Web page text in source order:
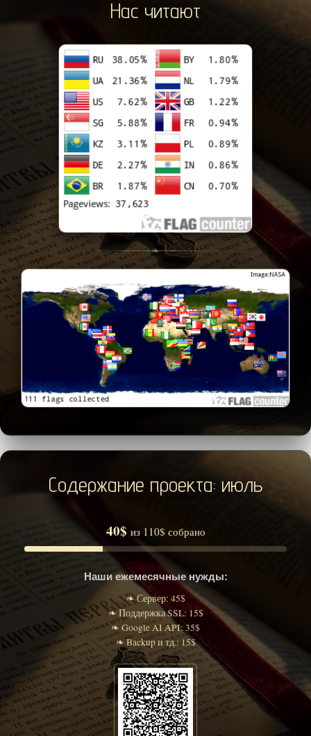
Нас читают
❧
Содержание проекта: июль
40$ из 110$ собрано
Наши ежемесячные нужды:
❧ Сервер: 45$
❧ Поддержка SSL: 15$
❧ Google AI API: 35$
❧ Backup и тд.: 15$